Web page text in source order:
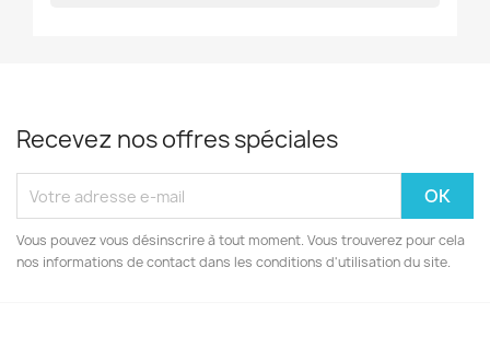
Recevez nos offres spéciales
Vous pouvez vous désinscrire à tout moment. Vous trouverez pour cela
nos informations de contact dans les conditions d'utilisation du site.